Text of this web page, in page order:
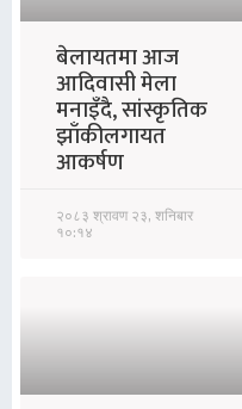
बेलायतमा आज
आदिवासी मेला
मनाइँदै, सांस्कृतिक
झाँकीलगायत
आकर्षण
२०८३ श्रावण २३, शनिबार
१०:१४